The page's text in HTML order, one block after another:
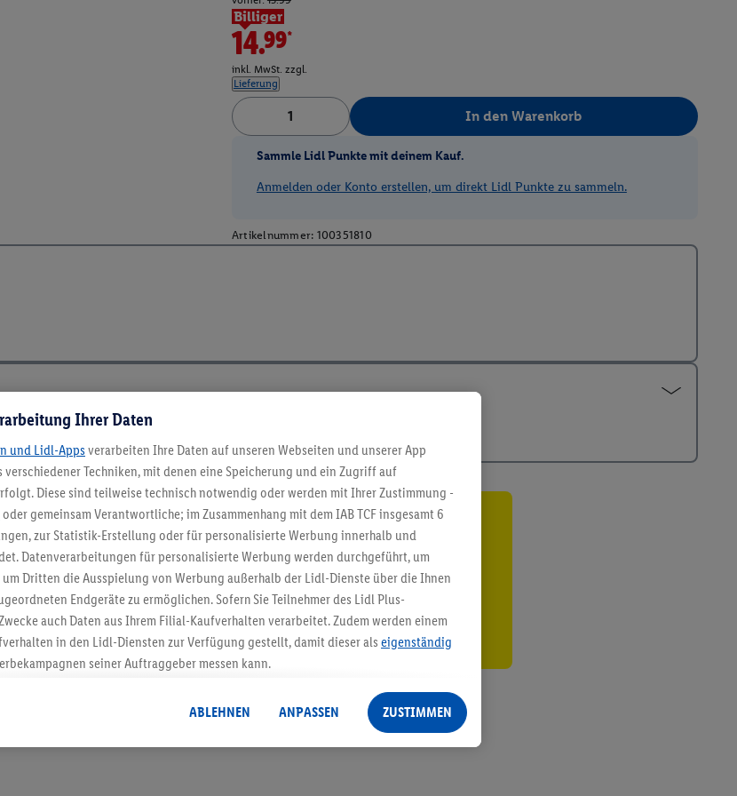
Billiger
14.99*
inkl. MwSt. zzgl.
Lieferung
In den Warenkorb
Sammle Lidl Punkte mit deinem Kauf.
Anmelden oder Konto erstellen, um direkt Lidl Punkte zu sammeln.
Artikelnummer: 100351810
5.95 € Versand sparen³²ᵃ
Jetzt zum Newsletter anmelden
Gutschein sichern!
Ihrer Daten
und Lidl-Apps verarbeiten Ihre Daten auf unseren Webseiten und unserer App
verschiedener Techniken, mit denen eine Speicherung und ein Zugriff auf
Diese sind teilweise technisch notwendig oder werden mit Ihrer Zustimmung -
oder gemeinsam Verantwortliche; im Zusammenhang mit dem IAB TCF insgesamt 6
zur Statistik-Erstellung oder für personalisierte Werbung innerhalb und
Datenverarbeitungen für personalisierte Werbung werden durchgeführt, um
Dritten die Ausspielung von Werbung außerhalb der Lidl-Dienste über die Ihnen
Endgeräte zu ermöglichen. Sofern Sie Teilnehmer des Lidl Plus-
auch Daten aus Ihrem Filial-Kaufverhalten verarbeitet. Zudem werden einem
in den Lidl-Diensten zur Verfügung gestellt, damit dieser als eigenständig
seiner Auftraggeber messen kann.
die Zusammenführung von Daten (z.B. über Ihre Nutzung der Lidl-Dienste, Ihr
Informationen aus Ihrem Kundenkonto - z.B. Alter oder Geschlecht - sowie Ihre
Endgeräte und Lidl-Dienste hinweg einschließlich dem Speichern von
ABLEHNEN ANPASSEN ZUSTIMMEN